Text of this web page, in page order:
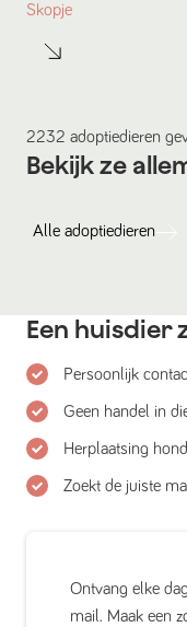
Skopje
2232 adoptiedieren
Bekijk ze
Alle adoptiedieren
Een huisdier
Persoonlijk
Geen handel in
Herplaatsing
Zoekt de juiste
Ontvang elke
mail. Maak een